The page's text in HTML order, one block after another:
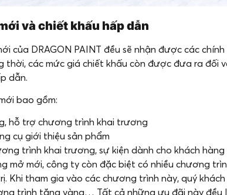
và chiết khấu hấp dẫn
của DRAGON PAINT đều sẽ nhận được các
thời, các mức giá chiết khấu còn được đưa ra đối
dẫn.
bao gồm:
hỗ trợ chương trình khai trương
cụ giới thiệu sản phẩm
trình khai trương, sự kiện dành cho khách hàng
mở mới, công ty còn đặc biệt có nhiều chương
Khi tham gia vào các chương trình này, quý
trình tặng vàng… Tất cả những ưu đãi này đều